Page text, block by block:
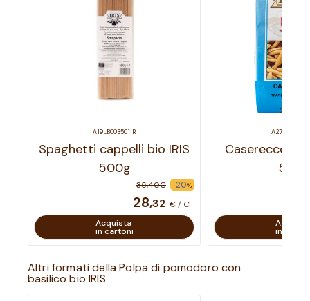
A19LB003501IR
Spaghetti cappelli bio IRIS
500g
35,40€ 20%
28,32 € / CT
Acquista
in cartoni
Caserecce
500g
in
Altri formati della Polpa di pomodoro con
basilico bio IRIS